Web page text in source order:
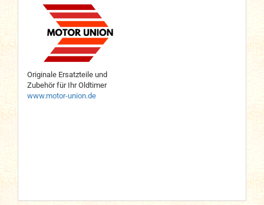
Originale Ersatzteile und
Zubehör für Ihr Oldtimer
www.motor-union.de